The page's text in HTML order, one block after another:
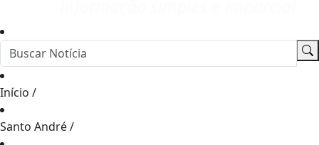
Início /
Santo André/